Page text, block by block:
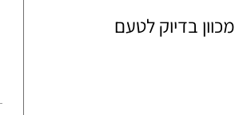
הלהיטים הגדולים בפלח רכבי יוקרה הם רכבי הפנאי, והיצע דגמי DS מכוון בדיוק לטעם